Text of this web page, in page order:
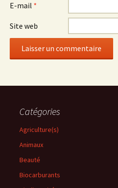
E-mail *
Site web
Catégories
Agriculture(s)
Animaux
Beauté
Biocarburants